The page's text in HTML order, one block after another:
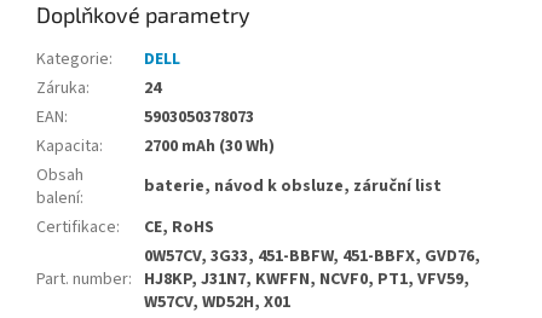
Doplňkové parametry
Kategorie:
DELL
Záruka:
24
EAN:
5903050378073
Kapacita:
2700 mAh (30 Wh)
Obsah
balení:
baterie, návod k obsluze, záruční list
Certifikace: CE, RoHS
Part. number:
0W57CV, 3G33, 451-BBFW, 451-BBFX, GVD76,
HJ8KP, J31N7, KWFFN, NCVF0, PT1, VFV59,
W57CV, WD52H, X01